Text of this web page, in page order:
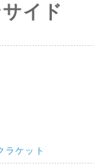
イド
ラケット